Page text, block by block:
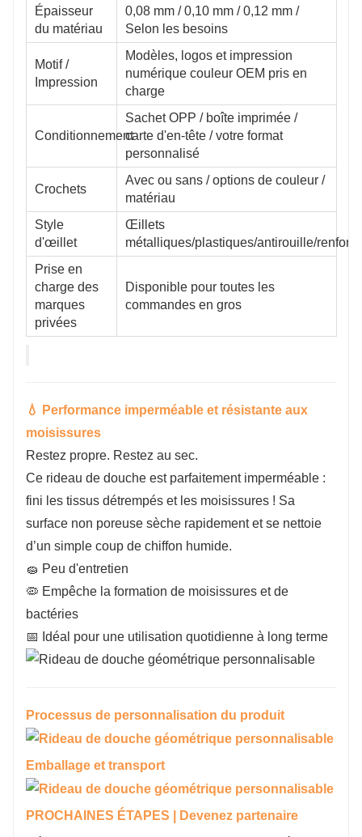
Épaisseur
du matériau
0,08 mm / 0,10 mm / 0,12 mm /
Selon les besoins
Motif /
Impression
Modèles, logos et impression
numérique couleur OEM pris en
charge
Conditionnement
Sachet OPP / boîte imprimée /
carte d'en-tête / votre format
personnalisé
Crochets
Avec ou sans / options de couleur /
matériau
Style
d'œillet
Œillets
métalliques/plastiques/antirouille/
Prise en
charge des
marques
privées
Disponible pour toutes les
commandes en gros
💧 Performance imperméable et résistante aux
moisissures
Restez propre. Restez au sec.
Ce rideau de douche est parfaitement imperméable :
fini les tissus détrempés et les moisissures ! Sa
surface non poreuse sèche rapidement et se nettoie
d’un simple coup de chiffon humide.
🧽 Peu d'entretien
🦠 Empêche la formation de moisissures et de
bactéries
📅 Idéal pour une utilisation quotidienne à long terme
Processus de personnalisation du produit
Emballage et transport
PROCHAINES ÉTAPES | Devenez partenaire